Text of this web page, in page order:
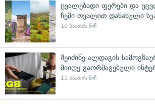
ცვალებადი ფერები და
ჩემი თვალით დანახული
10 საათის წინ
შეიძინე ალდაგის
მიიღე გაორმაგებული
11 საათის წინ